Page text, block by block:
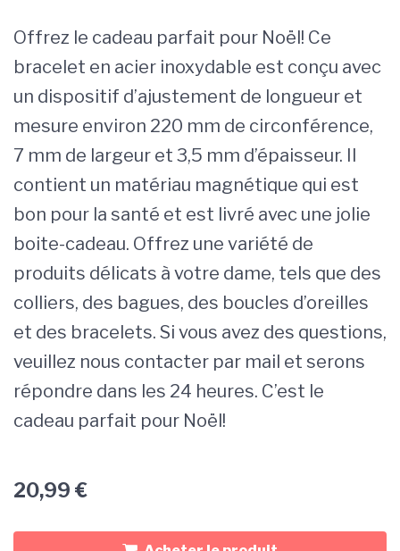
Offrez le cadeau parfait pour Noël! Ce
bracelet en acier inoxydable est conçu avec
un dispositif d’ajustement de longueur et
mesure environ 220 mm de circonférence,
7 mm de largeur et 3,5 mm d’épaisseur. Il
contient un matériau magnétique qui est
bon pour la santé et est livré avec une jolie
boite-cadeau. Offrez une variété de
produits délicats à votre dame, tels que des
colliers, des bagues, des boucles d’oreilles
et des bracelets. Si vous avez des questions,
veuillez nous contacter par mail et serons
répondre dans les 24 heures. C’est le
cadeau parfait pour Noël!
20,99 €